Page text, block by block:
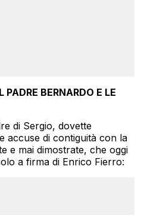
BERNARDO E LE
di Sergio, dovette
accuse di contiguità con la
e mai dimostrate, che oggi
a firma di Enrico Fierro: